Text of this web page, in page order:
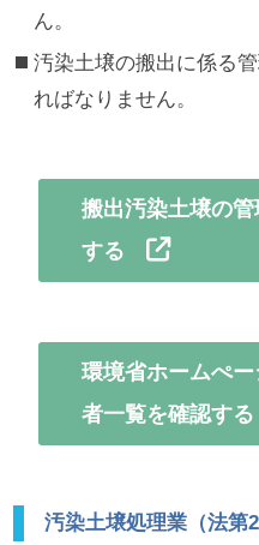
ん。
汚染土壌の搬出に係る
ればなりません。
搬出汚染土壌の
する
環境省ホームぺ
者一覧を確認する
汚染土壌処理業（法第